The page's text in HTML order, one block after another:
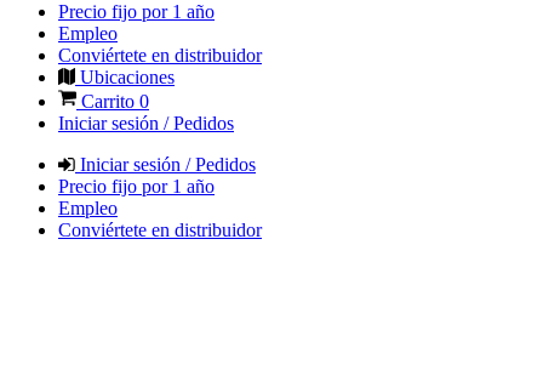
Precio fijo por 1 año
Empleo
Conviértete en distribuidor
Ubicaciones
Carrito 0
Iniciar sesión / Pedidos
Iniciar sesión / Pedidos
Precio fijo por 1 año
Empleo
Conviértete en distribuidor